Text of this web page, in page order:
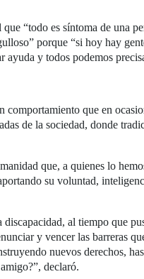
“todo es síntoma de una
porque “si hoy hay
y todos podemos
que en
de la sociedad, donde
que, a quienes lo
su voluntad,
al tiempo que
y vencer las barreras
nuevos derechos,
declaró.